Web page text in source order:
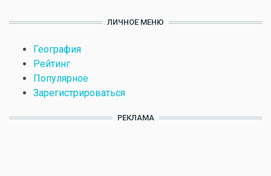
ЛИЧНОЕ МЕНЮ
География
Рейтинг
Популярное
Зарегистрироваться
РЕКЛАМА